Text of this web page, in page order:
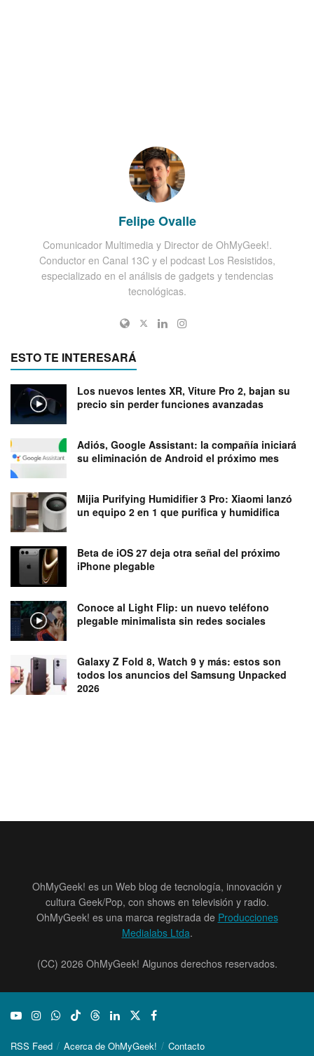
Felipe Ovalle
Comunicador Multimedia y Director de OhMyGeek!.
Conductor en Canal 13C y el podcast Los Resistidos,
especializado en el análisis de gadgets y tendencias
tecnológicas.
ESTO TE INTERESARÁ
Los nuevos lentes XR, Viture Pro 2, bajan su
precio sin perder funciones avanzadas
Adiós, Google Assistant: la compañía iniciará
su eliminación de Android el próximo mes
Mijia Purifying Humidifier 3 Pro: Xiaomi lanzó
un equipo 2 en 1 que purifica y humidifica
Beta de iOS 27 deja otra señal del próximo
iPhone plegable
Conoce al Light Flip: un nuevo teléfono
plegable minimalista sin redes sociales
Galaxy Z Fold 8, Watch 9 y más: estos son
todos los anuncios del Samsung Unpacked
2026
OhMyGeek! es un Web blog de tecnología, innovación y
cultura Geek/Pop, con shows en televisión y radio.
OhMyGeek! es una marca registrada de Producciones
Medialabs Ltda.
(CC) 2026 OhMyGeek! Algunos derechos reservados.
RSS Feed Acerca de OhMyGeek! Contacto